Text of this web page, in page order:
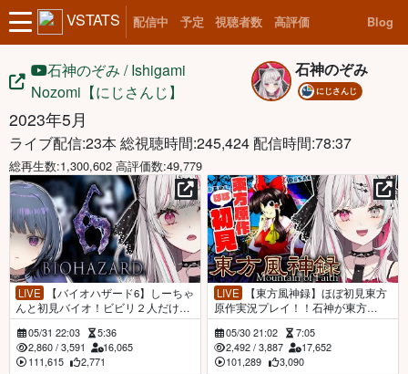
VSTATS 配信中 予定 視聴者数 高評価 Blog
石神のぞみ / Ishigami
Nozomi【にじさんじ】
石神のぞみ
にじさんじ
2023年5月
ライブ配信:23本 総視聴時間:245,424 配信時間:78:37
総再生数:1,300,602 高評価数:49,779
LIVE
んと初見バイオ！ビビリ２人だけど
協力すればいけるわよね＾＾#すー
ぱーかりすまにーと【石神のぞみ／
にじさんじ所属】
05/31 22:03
5:36
2,860/ 3,591
16,065
111,615
2,771
LIVE
原作実況プレイ！！石神が東方
を…？できらぁっ！【石神のぞみ／
にじさんじ所属】
05/30 21:02
7:05
2,492 /3,887
17,652
101,289
3,090